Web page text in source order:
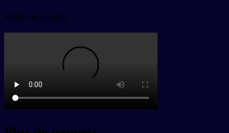
Vidéo de la carte